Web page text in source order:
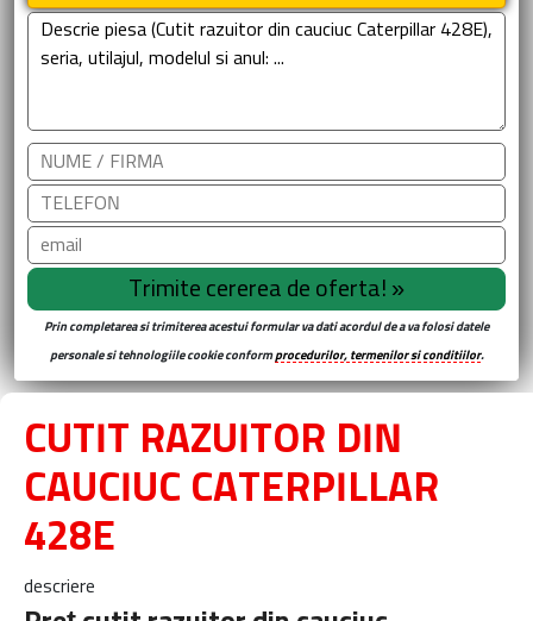
Prin completarea si trimiterea acestui formular va dati acordul de a va folosi datele
personale si tehnologiile cookie conformprocedurilor, termenilor si conditiilor.
CUTIT RAZUITOR DIN
CAUCIUC CATERPILLAR
428E
descriere